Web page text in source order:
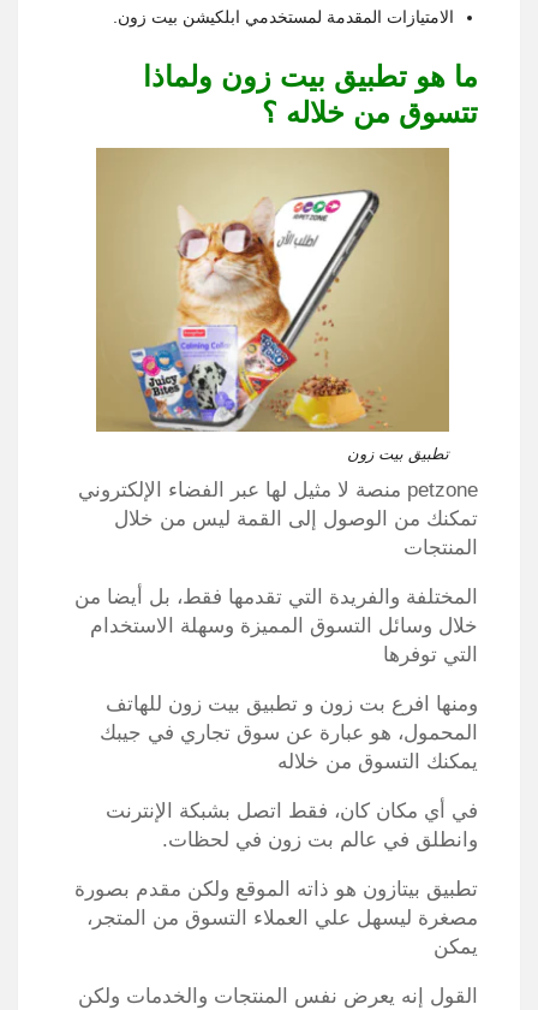
الامتيازات المقدمة لمستخدمي ابلكيشن بيت زون.
ما هو تطبيق بيت زون ولماذا
تتسوق من خلاله ؟
تطبيق بيت زون
petzone منصة لا مثيل لها عبر الفضاء الإلكتروني
تمكنك من الوصول إلى القمة ليس من خلال
المنتجات
المختلفة والفريدة التي تقدمها فقط، بل أيضا من
خلال وسائل التسوق المميزة وسهلة الاستخدام
التي توفرها
ومنها افرع بت زون و تطبيق بيت زون للهاتف
المحمول، هو عبارة عن سوق تجاري في جيبك
يمكنك التسوق من خلاله
في أي مكان كان، فقط اتصل بشبكة الإنترنت
وانطلق في عالم بت زون في لحظات.
تطبيق بيتازون هو ذاته الموقع ولكن مقدم بصورة
مصغرة ليسهل علي العملاء التسوق من المتجر،
يمكن
القول إنه يعرض نفس المنتجات والخدمات ولكن